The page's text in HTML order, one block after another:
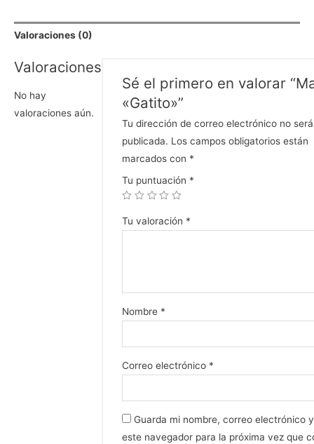
Valoraciones (0)
Valoraciones
No hay
valoraciones aún.
Sé el primero en valorar
«Gatito»”
Tu dirección de correo electrónico no será
publicada. Los campos obligatorios están
marcados con *
Tu puntuación *
Tu valoración *
Nombre *
Correo electrónico *
Guarda mi nombre, correo electrónico
este navegador para la próxima vez que